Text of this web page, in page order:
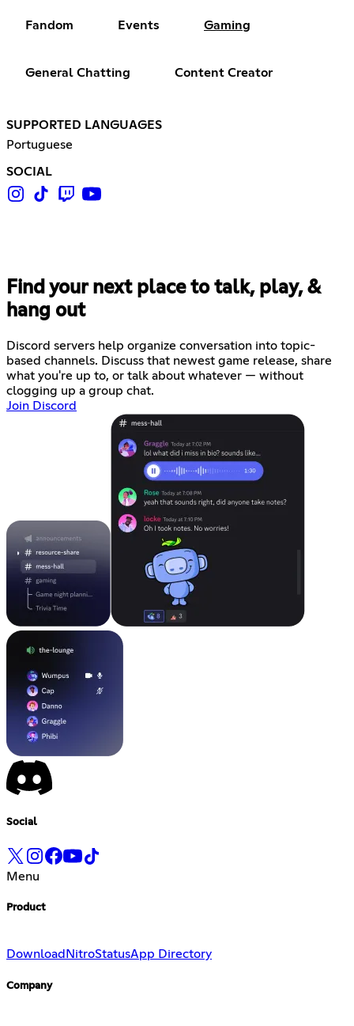
Fandom Events Gaming
General Chatting Content Creator
SUPPORTED LANGUAGES
Portuguese
SOCIAL
Find your next place to talk, play, &
hang out
Discord servers help organize conversation into topic-
based channels. Discuss that newest game release, share
what you're up to, or talk about whatever — without
clogging up a group chat.
Join Discord
Social
Menu
Product
Download NitroStatusApp Directory
Company